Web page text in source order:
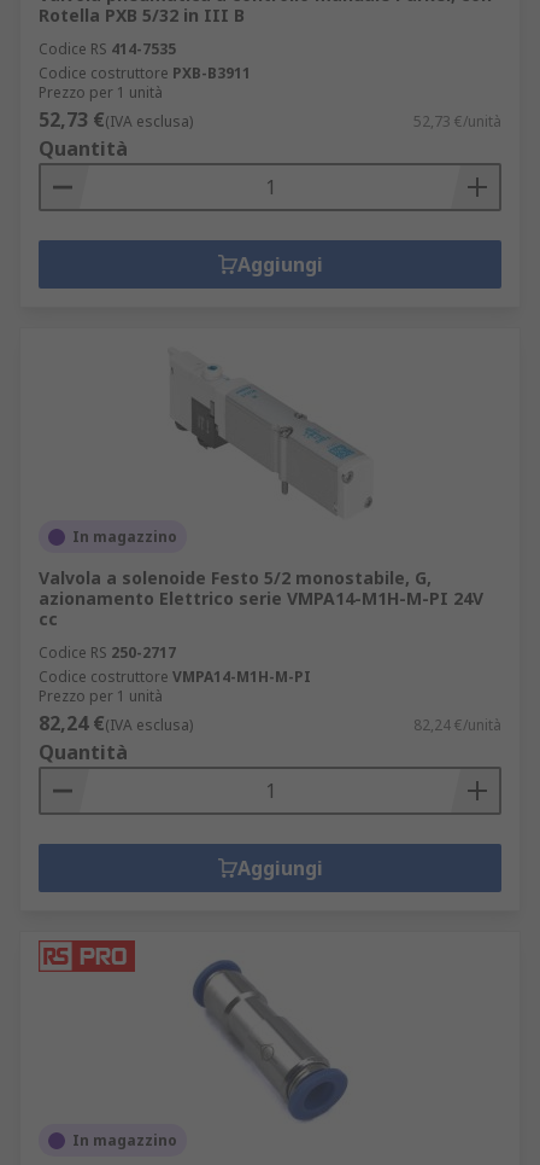
Rotella PXB 5/32 in III B
Codice RS 414-7535
Codice costruttore PXB-B3911
Prezzo per 1 unità
52,73 €(IVA esclusa) 52,73 €/unità
Quantità
Aggiungi
In magazzino
Valvola a solenoide Festo 5/2 monostabile, G,
azionamento Elettrico serie VMPA14-M1H-M-PI 24V
cc
Codice RS 250-2717
Codice costruttore VMPA14-M1H-M-PI
Prezzo per 1 unità
82,24 €(IVA esclusa) 82,24 €/unità
Quantità
Aggiungi
In magazzino